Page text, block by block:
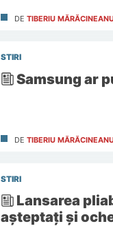
DE TIBERIU
STIRI
Samsung ar
DE TIBERIU
STIRI
Lansarea
așteptați și